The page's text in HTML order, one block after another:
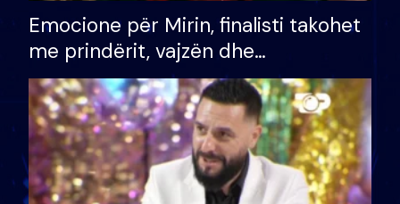
Emocione për Mirin, finalisti takohet
me prindërit, vajzën dhe
bashkëshorten: S’kemi ndonjë letër
divorci apo jo?